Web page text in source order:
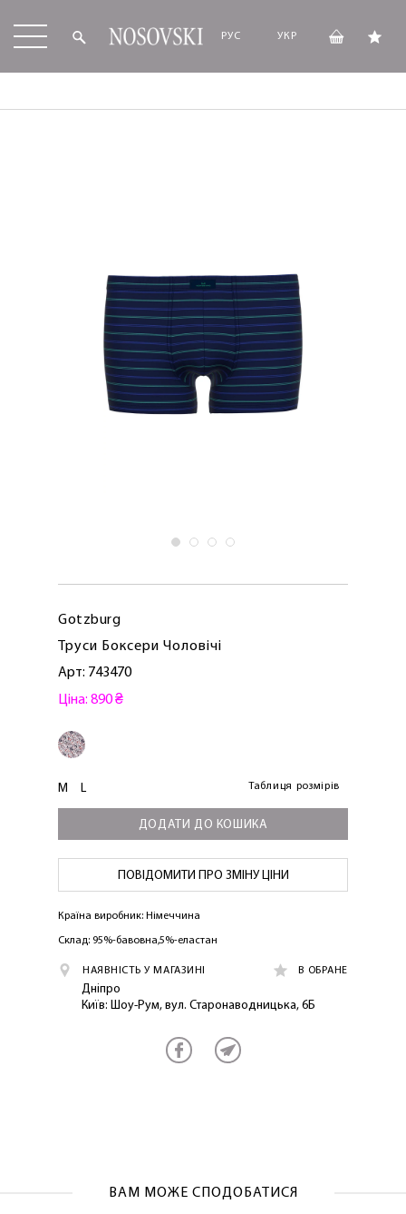
РУС УКР
Gotzburg
Труси Боксери Чоловічі
Арт: 743470
Ціна: 890 ₴
M L Таблиця розмірів
ДОДАТИ ДО КОШИКА
ПОВІДОМИТИ ПРО ЗМІНУ ЦІНИ
Країна виробник: Німеччина
Склад: 95%-бавовна,5%-еластан
НАЯВНІСТЬ У МАГАЗИНІ В ОБРАНЕ
Дніпро
Київ: Шоу-Рум, вул. Старонаводницька, 6Б
ВАМ МОЖЕ СПОДОБАТИСЯ
ЛАСКАВО ПРОСИМО ДО
NOSOVSKI.COM! ПРИЙМІТЬ ВІД НАС
ПЕРШЕ ПОКУПКУ
ОТРИМАТИ!